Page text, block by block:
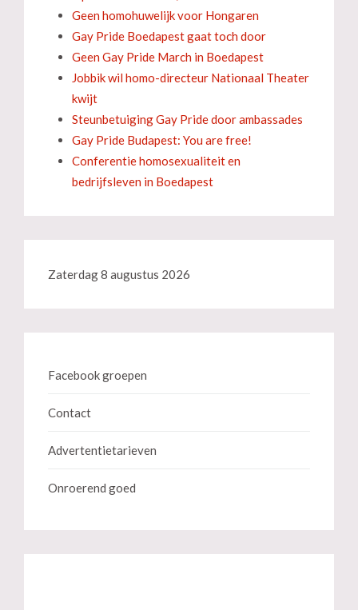
Geen homohuwelijk voor Hongaren
Gay Pride Boedapest gaat toch door
Geen Gay Pride March in Boedapest
Jobbik wil homo-directeur Nationaal Theater
kwijt
Steunbetuiging Gay Pride door ambassades
Gay Pride Budapest: You are free!
Conferentie homosexualiteit en
bedrijfsleven in Boedapest
Zaterdag 8 augustus 2026
Facebook groepen
Contact
Advertentietarieven
Onroerend goed